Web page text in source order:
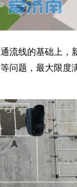
线的基础上，
问题，最大限度